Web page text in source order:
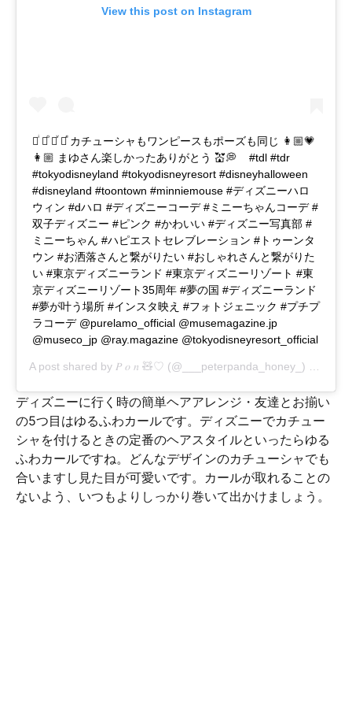
View this post on Instagram
♡ͥ ♡ͦ ♡ͮ ♡ͤ カチューシャもワンピースもポーズも同じ 👩🏼💗
👩🏼 まゆさん楽しかったありがとう 💒💭 ㅤㅤㅤㅤㅤㅤㅤㅤ ㅤㅤㅤㅤㅤㅤㅤㅤ ㅤㅤㅤㅤㅤㅤㅤㅤ #tdl #tdr
#tokyodisneyland #tokyodisneyresort #disneyhalloween
#disneyland #toontown #minniemouse #ディズニーハロ
ウィン #dハロ #ディズニーコーデ #ミニーちゃんコーデ #
双子ディズニー #ピンク #かわいい #ディズニー写真部 #
ミニーちゃん #ハピエストセレブレーション #トゥーンタ
ウン #お洒落さんと繋がりたい #おしゃれさんと繋がりた
い #東京ディズニーランド #東京ディズニーリゾート #東
京ディズニーリゾート35周年 #夢の国 #ディズニーランド
#夢が叶う場所 #インスタ映え #フォトジェニック #プチプ
ラコーデ @purelamo_official @musemagazine.jp
@museco_jp @ray.magazine @tokyodisneyresort_official
A post shared by 𝑃 𝑜 𝑛 🧸♡ (@___peterpanda_honey_) on
ディズニーに行く時の簡単ヘアアレンジ・友達とお揃い
の5つ目はゆるふわカールです。ディズニーでカチュー
シャを付けるときの定番のヘアスタイルといったらゆる
ふわカールですね。どんなデザインのカチューシャでも
合いますし見た目が可愛いです。カールが取れることの
ないよう、いつもよりしっかり巻いて出かけましょう。